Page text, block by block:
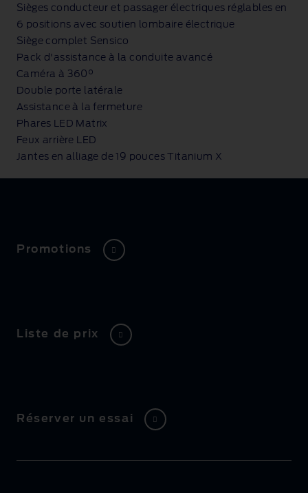
Sièges conducteur et passager électriques réglables en
6 positions avec soutien lombaire électrique
Siège complet Sensico
Pack d'assistance à la conduite avancé
Caméra à 360°
Double porte latérale
Assistance à la fermeture
Phares LED Matrix
Feux arrière LED
Jantes en alliage de 19 pouces Titanium X
Promotions
Liste de prix
Réserver un essai